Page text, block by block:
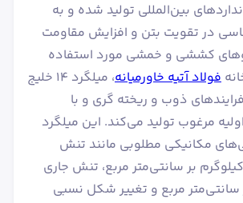
بین‌المللی تولید شده و به
در تقویت بتن و افزایش مقاومت
کششی و خمشی مورد استفاده
فولاد آتیه خاورمیانه
، میلگرد ۱۴ خلیج
ذوب و ریخته گری و با
مرغوب تولید می‌کند. این میلگرد
مکانیکی مطلوبی مانند تنش
گسیختگی ۶۰۰۰ کیلوگرم بر سانتی‌متر مربع، تنش جاری
بر سانتی‌متر مربع و تغییر شکل نسبی